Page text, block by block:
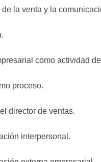
la venta y la
como actividad
proceso.
director de ventas.
interpersonal.